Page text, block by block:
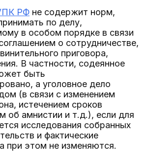
РФ не содержит норм,
по делу,
в особом порядке в связи
о сотрудничестве,
приговора,
В частности, содеянное
быть
а уголовное дело
(в связи с изменением
истечением сроков
об амнистии и т.д.), если для
исследования собранных
и фактические
при этом не изменяются.